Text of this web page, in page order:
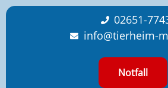
content
02651-
info@tierheim-
Notfall